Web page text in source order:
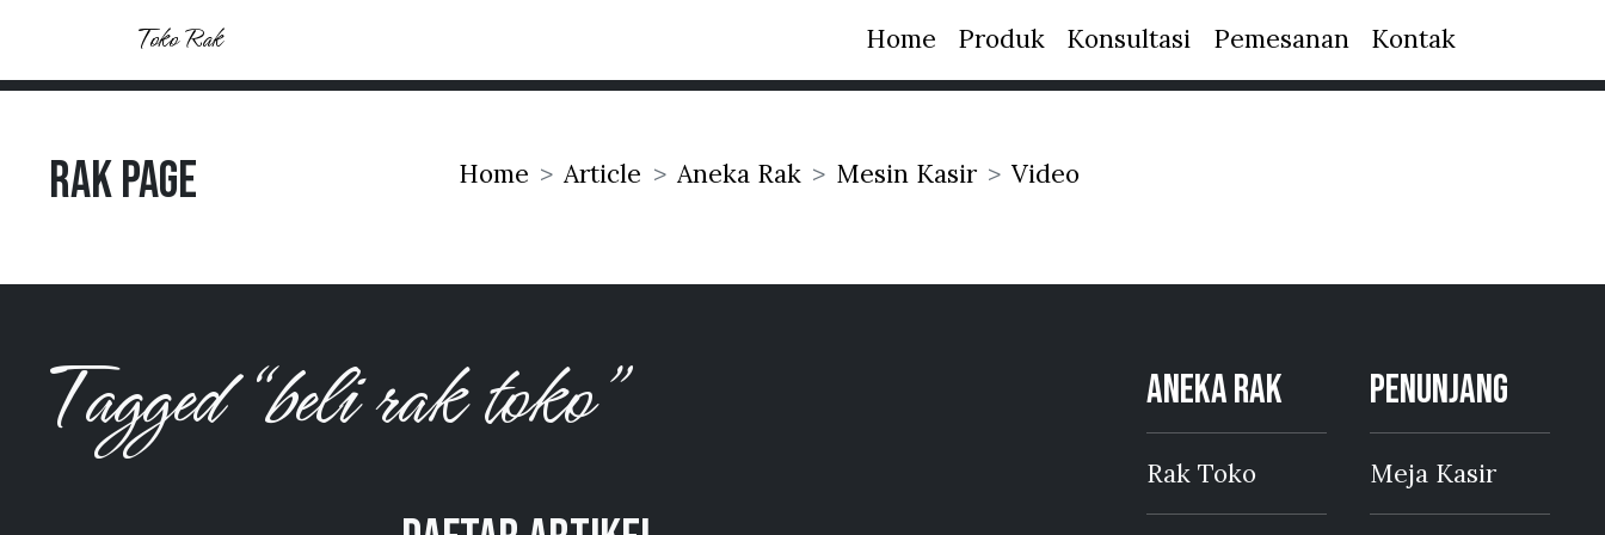
Toko Rak Home Produk Konsultasi Pemesanan Kontak
Rak Page Home Article Aneka Rak Mesin Kasir Video
Tagged “beli rak toko” ANEKA RAK
Rak Toko
PENUNJANG
Meja Kasir